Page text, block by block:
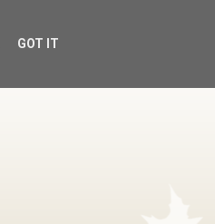
GOT IT